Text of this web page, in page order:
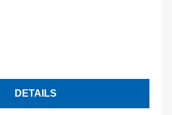
DETAILS